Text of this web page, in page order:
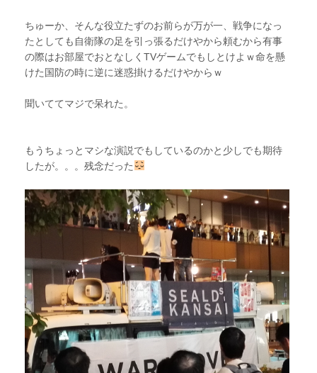
ちゅーか、そんな役立たずのお前らが万が一、戦争になっ
たとしても自衛隊の足を引っ張るだけやから頼むから有事
の際はお部屋でおとなしくTVゲームでもしとけよｗ命を懸
けた国防の時に逆に迷惑掛けるだけやからｗ
聞いててマジで呆れた。
もうちょっとマシな演説でもしているのかと少しでも期待
したが。。。残念だった